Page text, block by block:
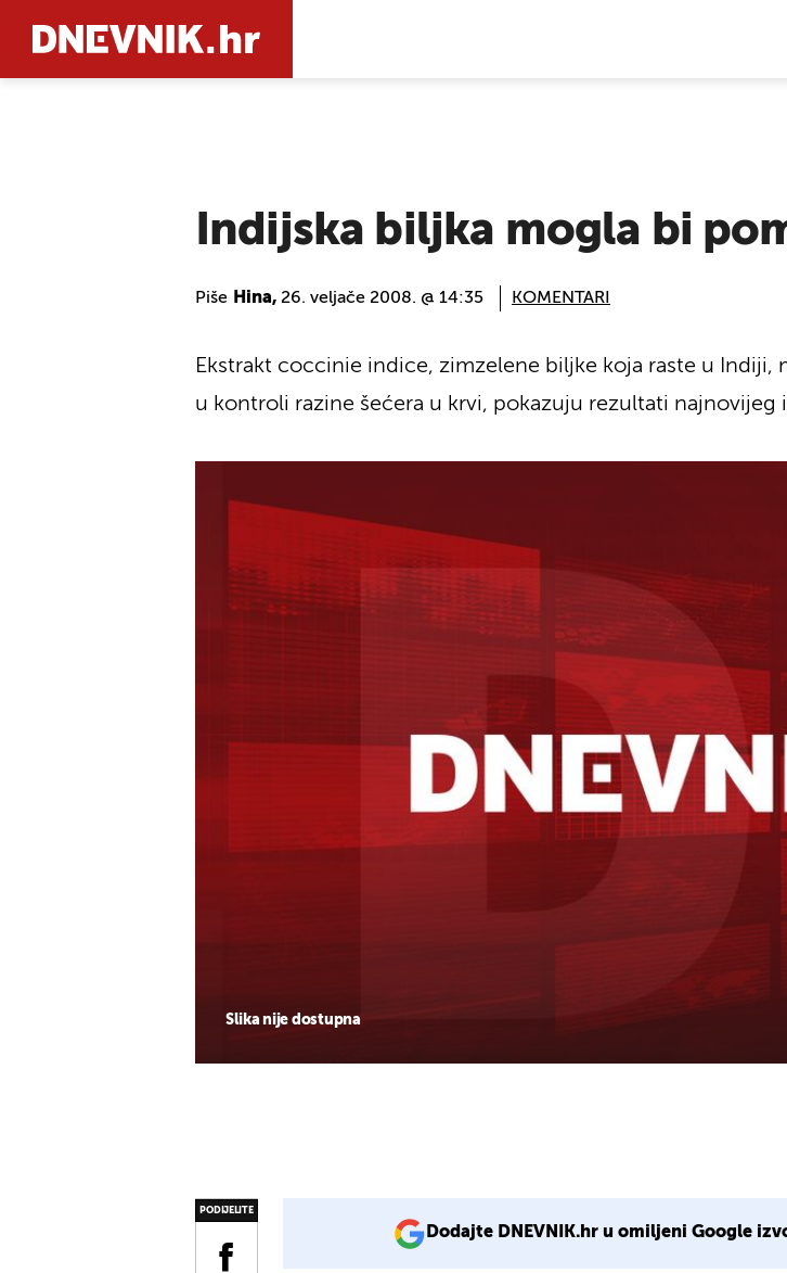
Indijska biljka mogla bi
Piše Hina, 26. veljače 2008. @ 14:35 KOMENTARI
Slika nije dostupna
Ekstrakt coccinie indice, zimzelene biljke koja raste u
u kontroli razine šećera u krvi, pokazuju rezultati najnovijeg
PODIJELITE
Dodajte DNEVNIK.hr u omiljeni Google